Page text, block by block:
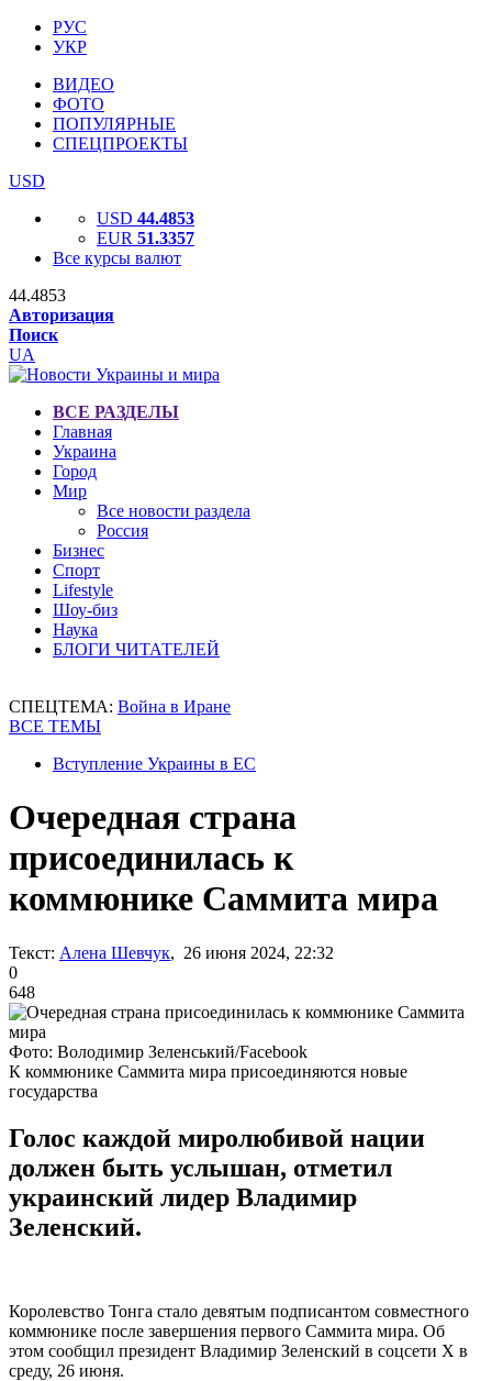
РУС
УКР
ВИДЕО
ФОТО
ПОПУЛЯРНЫЕ
СПЕЦПРОЕКТЫ
USD
USD 44.4853
EUR 51.3357
Все курсы валют
44.4853
Авторизация
Поиск
UA
ВСЕ РАЗДЕЛЫ
Главная
Украина
Город
Мир
Все новости раздела
Россия
Бизнес
Спорт
Lifestyle
Шоу-биз
Наука
БЛОГИ ЧИТАТЕЛЕЙ
СПЕЦТЕМА: Война в Иране
ВСЕ ТЕМЫ
Вступление Украины в ЕС
Очередная страна
присоединилась к
коммюнике Саммита мира
Текст: Алена Шевчук, 26 июня 2024, 22:32
0
648
Фото: Володимир Зеленський/Facebook
К коммюнике Саммита мира присоединяются новые
государства
Голос каждой миролюбивой нации
должен быть услышан, отметил
украинский лидер Владимир
Зеленский.
Королевство Тонга стало девятым подписантом совместного
коммюнике после завершения первого Саммита мира. Об
этом сообщил президент Владимир Зеленский в соцсети Х в
среду, 26 июня.